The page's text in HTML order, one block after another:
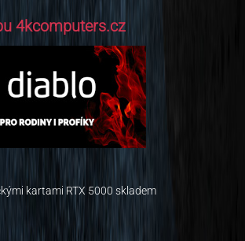
4kcomputers.cz
kartami RTX 5000 skladem